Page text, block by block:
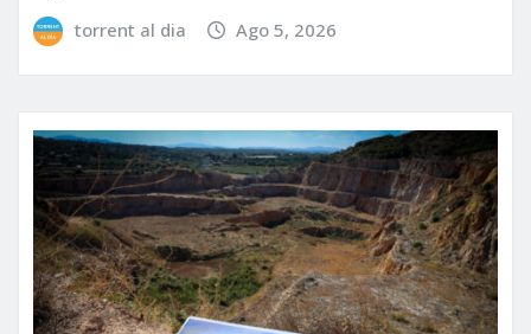
torrent al dia Ago 5, 2026